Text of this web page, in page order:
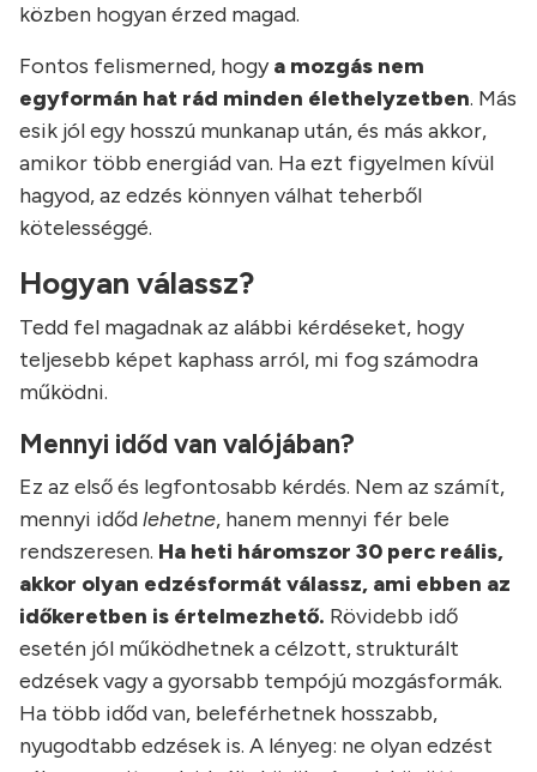
közben hogyan érzed magad.
Fontos felismerned, hogya mozgás nem
egyformán hat rád minden élethelyzetben. Más
esik jól egy hosszú munkanap után, és más akkor,
amikor több energiád van. Ha ezt figyelmen kívül
hagyod, az edzés könnyen válhat teherből
kötelességgé.
Hogyan válassz?
Tedd fel magadnak az alábbi kérdéseket, hogy
teljesebb képet kaphass arról, mi fog számodra
működni.
Mennyi időd van valójában?
Ez az első és legfontosabb kérdés. Nem az számít,
mennyi idődlehetne, hanem mennyi fér bele
rendszeresen. Ha heti háromszor 30 perc reális,
akkor olyan edzésformát válassz, ami ebben az
időkeretben is értelmezhető. Rövidebb idő
esetén jól működhetnek a célzott, strukturált
edzések vagy a gyorsabb tempójú mozgásformák.
Ha több időd van, beleférhetnek hosszabb,
nyugodtabb edzések is. A lényeg: ne olyan edzést